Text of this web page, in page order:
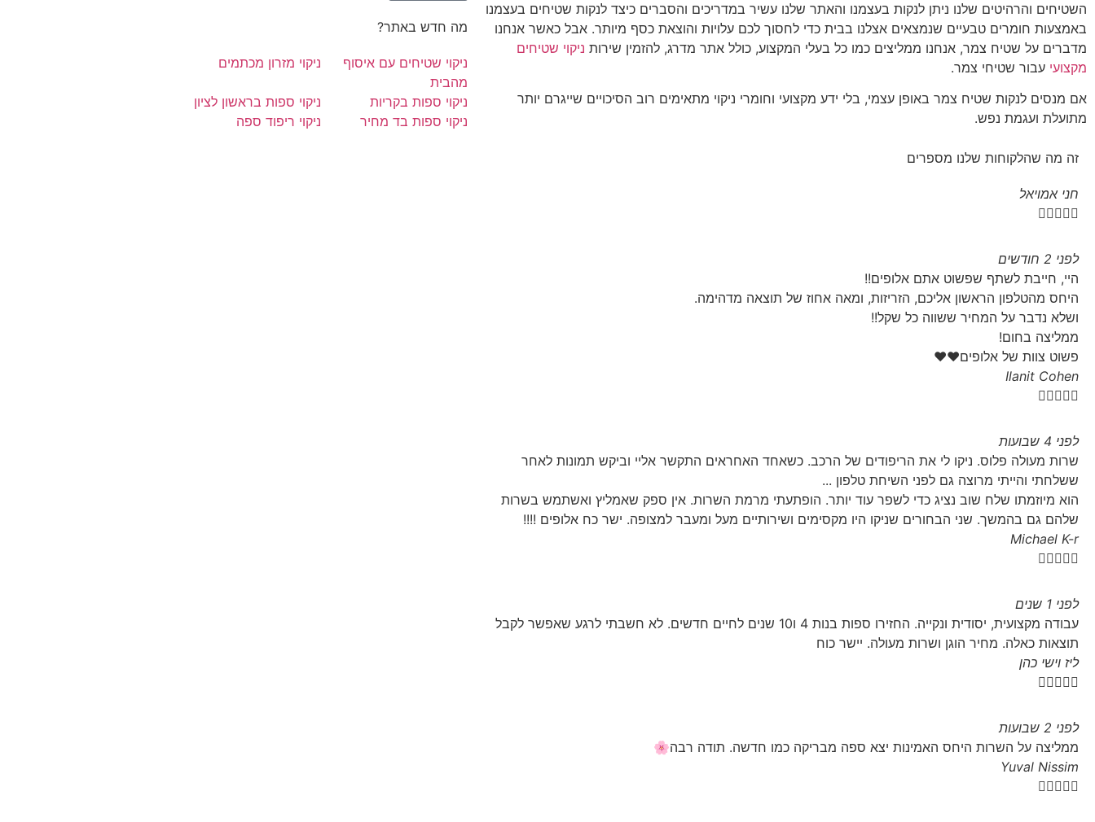
השטיחים והרהיטים שלנו ניתן לנקות בעצמנו והאתר שלנו עשיר במדריכים והסברים כיצד לנקות שטיחים בעצמנו
באמצעות חומרים טבעיים שנמצאים אצלנו בבית כדי לחסוך לכם עלויות והוצאת כסף מיותר. אבל כאשר אנחנו
מדברים על שטיח צמר, אנחנו ממליצים כמו כל בעלי המקצוע, כולל אתר מדרג, להזמין שירות ניקוי שטיחים
מקצועי עבור שטיחי צמר.
אם מנסים לנקות שטיח צמר באופן עצמי, בלי ידע מקצועי וחומרי ניקוי מתאימים רוב הסיכויים שייגרם יותר
מתועלת ועגמת נפש.
זה מה שהלקוחות שלנו מספרים
חני אמויאל

לפני 2 חודשים
היי, חייבת לשתף שפשוט אתם אלופים!!
היחס מהטלפון הראשון אליכם, הזריזות, ומאה אחוז של תוצאה מדהימה.
ושלא נדבר על המחיר ששווה כל שקל!!
ממליצה בחום!
פשוט צוות של אלופים❤❤
Ilanit Cohen

לפני 4 שבועות
שרות מעולה פלוס. ניקו לי את הריפודים של הרכב. כשאחד האחראים התקשר אליי וביקש תמונות לאחר
ששלחתי והייתי מרוצה גם לפני השיחת טלפון ...
הוא מיוזמתו שלח שוב נציג כדי לשפר עוד יותר. הופתעתי מרמת השרות. אין ספק שאמליץ ואשתמש בשרות
שלהם גם בהמשך. שני הבחורים שניקו היו מקסימים ושירותיים מעל ומעבר למצופה. ישר כח אלופים !!!!
Michael K-r

לפני 1 שנים
עבודה מקצועית, יסודית ונקייה. החזירו ספות בנות 4 ו10 שנים לחיים חדשים. לא חשבתי לרגע שאפשר לקבל
תוצאות כאלה. מחיר הוגן ושרות מעולה. יישר כוח
ליז וישי כהן

לפני 2 שבועות
ממליצה על השרות היחס האמינות יצא ספה מבריקה כמו חדשה. תודה רבה🌸
Yuval Nissim

מה חדש באתר?
ניקוי שטיחים עם איסוף
מהבית
ניקוי מזרון מכתמים
ניקוי ספות בקריות
ניקוי ספות בראשון לציון
ניקוי ספות בד מחיר
ניקוי ריפוד ספה